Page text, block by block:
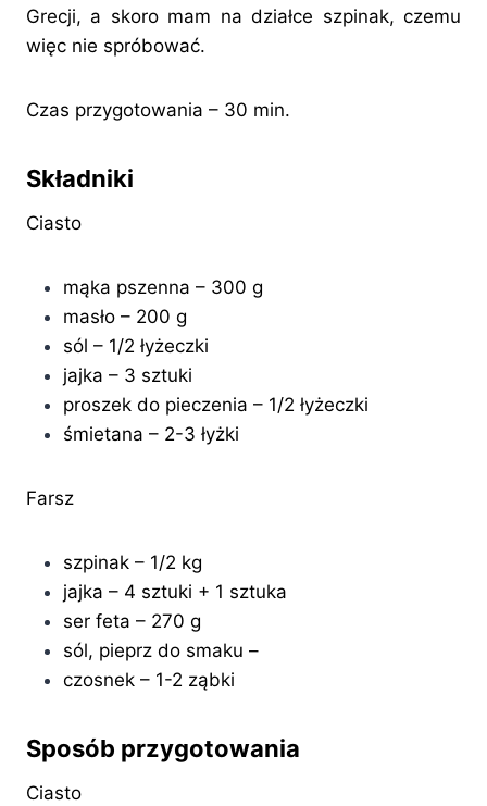
Grecji, a skoro mam na działce szpinak, czemu
więc nie spróbować.
Czas przygotowania – 30 min.
Składniki
Ciasto
mąka pszenna – 300 g
masło – 200 g
sól – 1/2 łyżeczki
jajka – 3 sztuki
proszek do pieczenia – 1/2 łyżeczki
śmietana – 2-3 łyżki
Farsz
szpinak – 1/2 kg
jajka – 4 sztuki + 1 sztuka
ser feta – 270 g
sól, pieprz do smaku –
czosnek – 1-2 ząbki
Sposób przygotowania
Ciasto